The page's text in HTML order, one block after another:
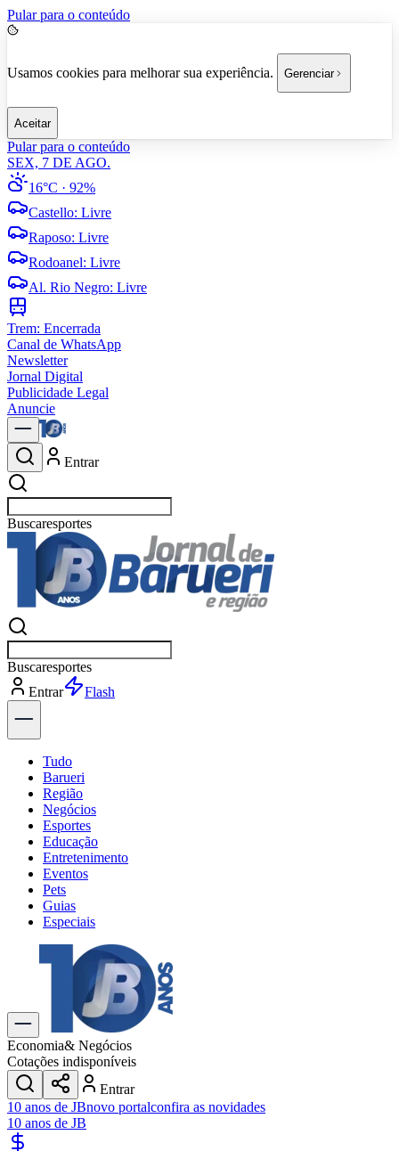
Pular para o conteúdo
Usamos cookies para melhorar sua experiência. Gerenciar
Aceitar
Pular para o conteúdo
SEX, 7 DE AGO.
16°C · 92%
Castello: Livre
Raposo: Livre
Rodoanel: Livre
Al. Rio Negro: Livre
Trem: Encerrada
Canal de WhatsApp
Newsletter
Jornal Digital
Publicidade Legal
Anuncie
Entrar
Buscarpolítica
Buscarpolítica
Entrar
Explorar
Tudo
Barueri
Região
Negócios
Esportes
Educação
Entretenimento
Eventos
Pets
Guias
Especiais
Explore Tudo
Últimas Notícias
Previsão do Tempo
Trânsito e Rotas
Dia a Dia & Lazer
Transportes
Gastronomia
Cinema & Shows
JogosNovo
Para Sua Empresa
Economia& Negócios
Cotações indisponíveis
Entrar
10 anos de JBnovo portalconfira as novidades
10 anos de JB